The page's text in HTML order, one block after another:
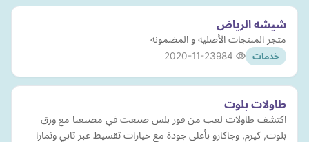
شيشه الرياض
متجر المنتجات الأصليه و المضمونه
خدمات 2020-11-23
طاولات بلوت
اكتشف طاولات لعب من فور بلس صنعت في مصنعنا مع ورق
بلوت, كيرم, وجاكارو بأعلى جودة مع خيارات تقسيط عبر تابي وتمارا